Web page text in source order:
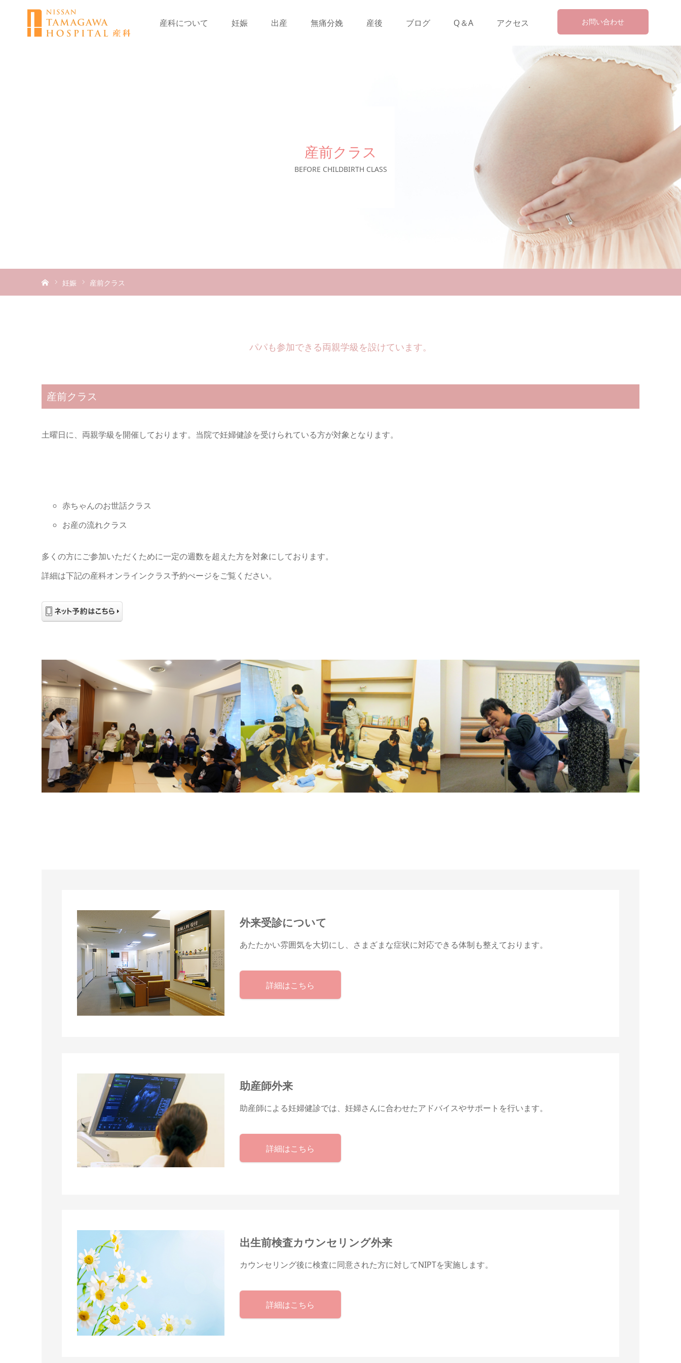
お問い合わせ
産科について 妊娠 出産 無痛分娩 産後 ブログ Q＆A アクセス
産前クラス
BEFORE CHILDBIRTH CLASS
妊娠 産前クラス
パパも参加できる両親学級を設けています。
産前クラス
土曜日に、両親学級を開催しております。当院で妊婦健診を受けられている方が対象となります。
赤ちゃんのお世話クラス
お産の流れクラス
多くの方にご参加いただくために一定の週数を超えた方を対象にしております。
詳細は下記の産科オンラインクラス予約ぺージをご覧ください。
外来受診について
あたたかい雰囲気を大切にし、さまざまな症状に対応できる体制も整えております。
詳細はこちら
助産師外来
助産師による妊婦健診では、妊婦さんに合わせたアドバイスやサポートを行います。
詳細はこちら
出生前検査カウンセリング外来
カウンセリング後に検査に同意された方に対してNIPTを実施します。
詳細はこちら